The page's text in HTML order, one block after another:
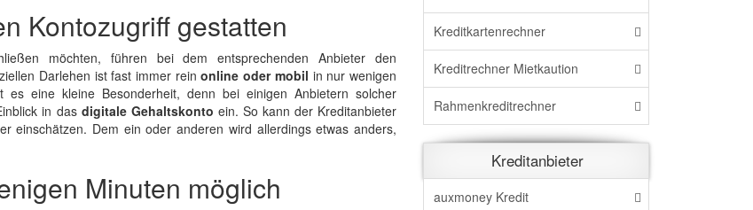
Kontozugriff gestatten
möchten, führen bei dem entsprechenden Anbieter den
Darlehen ist fast immer reinonline oder mobil in nur wenigen
es eine kleine Besonderheit, denn bei einigen Anbietern solcher
in das digitale Gehaltskonto ein. So kann der Kreditanbieter
einschätzen. Dem ein oder anderen wird allerdings etwas anders,
Minuten möglich
Kreditkartenrechner
Kreditrechner Mietkaution
Rahmenkreditrechner
Kreditanbieter
auxmoney Kredit